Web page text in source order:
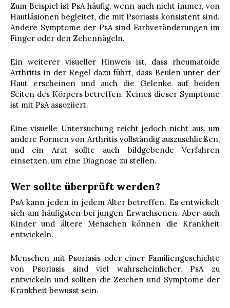
Zum Beispiel ist PsA häufig, wenn auch nicht immer, von
Hautläsionen begleitet, die mit Psoriasis konsistent sind.
Andere Symptome der PsA sind Farbveränderungen im
Finger oder den Zehennägeln.
Ein weiterer visueller Hinweis ist, dass rheumatoide
Arthritis in der Regel dazu führt, dass Beulen unter der
Haut erscheinen und auch die Gelenke auf beiden
Seiten des Körpers betreffen. Keines dieser Symptome
ist mit PsA assoziiert.
Eine visuelle Untersuchung reicht jedoch nicht aus, um
andere Formen von Arthritis vollständig auszuschließen,
und ein Arzt sollte auch bildgebende Verfahren
einsetzen, um eine Diagnose zu stellen.
Wer sollte überprüft werden?
PsA kann jeden in jedem Alter betreffen. Es entwickelt
sich am häufigsten bei jungen Erwachsenen. Aber auch
Kinder und ältere Menschen können die Krankheit
entwickeln.
Menschen mit Psoriasis oder einer Familiengeschichte
von Psoriasis sind viel wahrscheinlicher, PsA zu
entwickeln und sollten die Zeichen und Symptome der
Krankheit bewusst sein.